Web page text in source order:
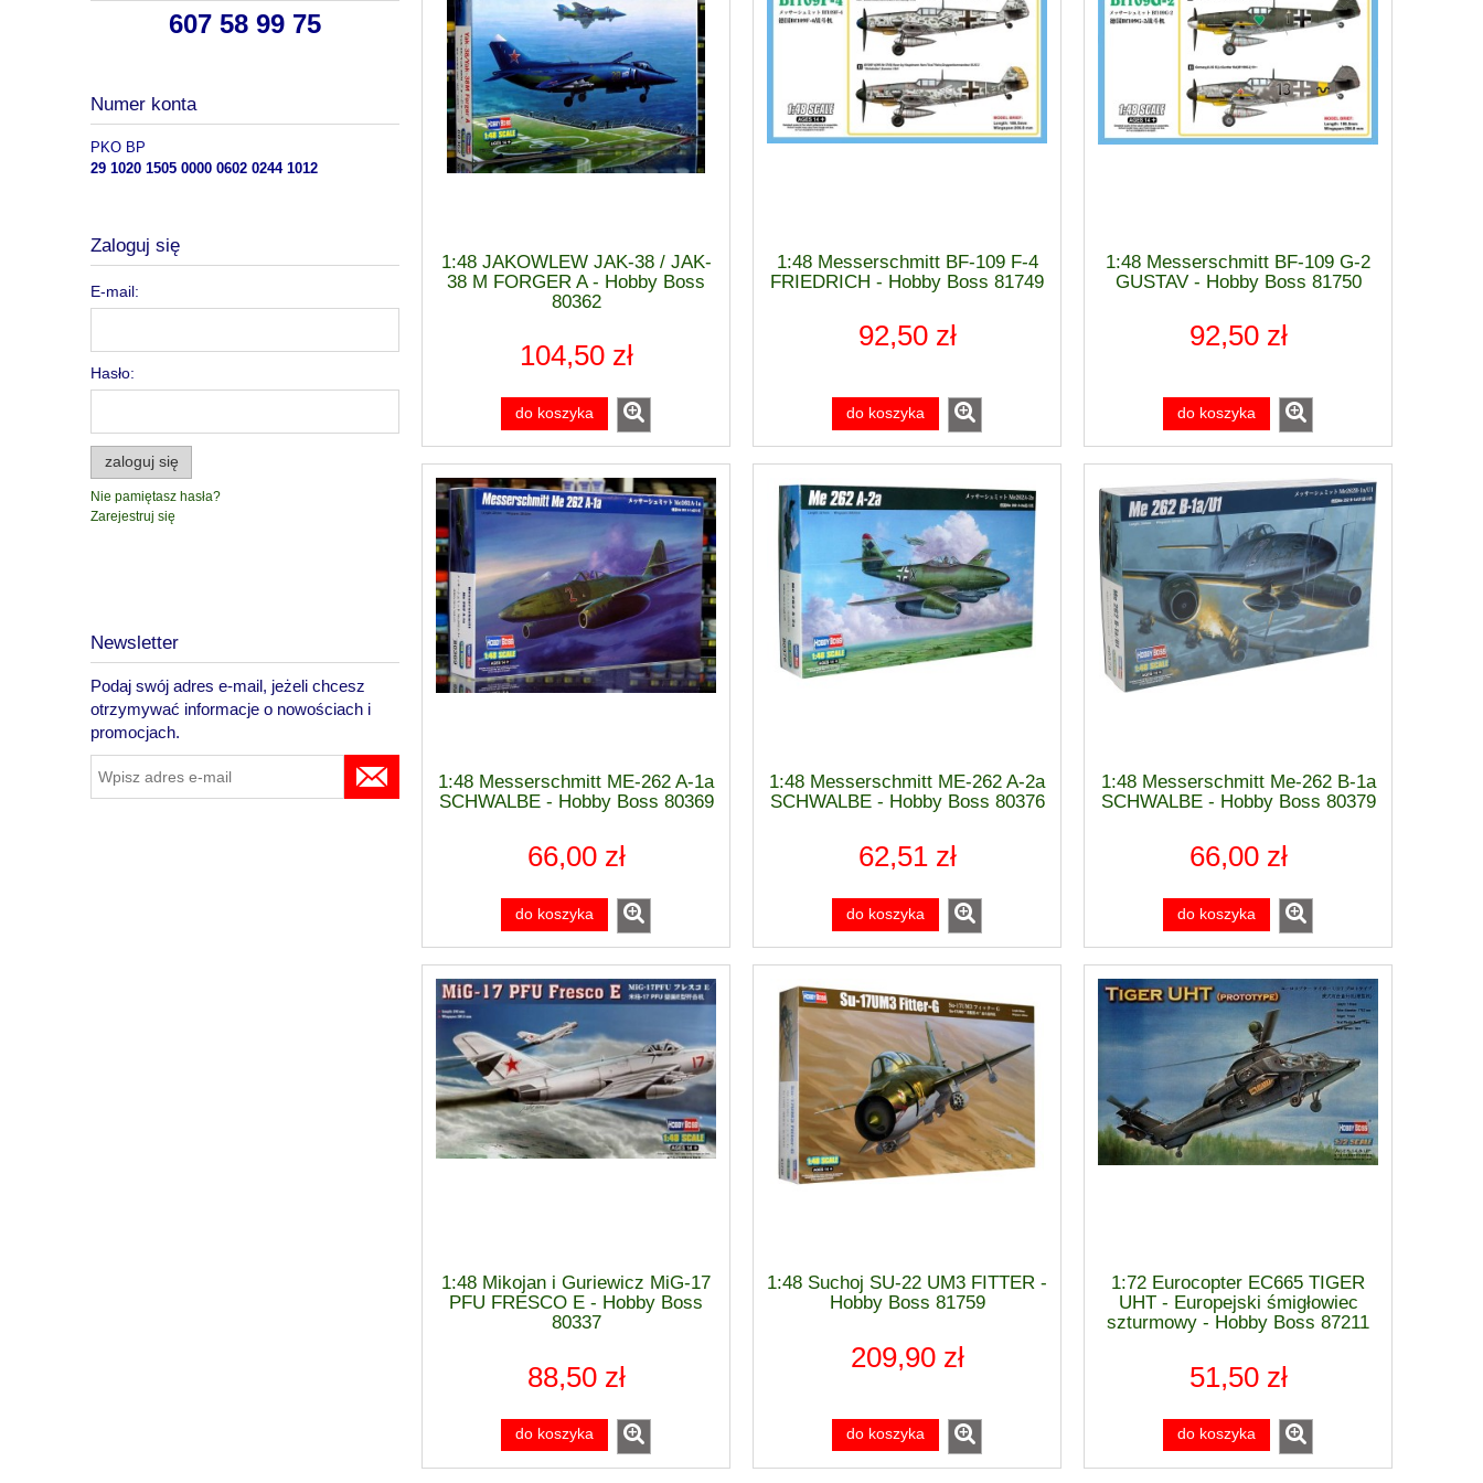
607 58 99 75
Numer konta
PKO BP
29 1020 1505 0000 0602 0244 1012
Zaloguj się
E-mail:
Hasło:
zaloguj się
Nie pamiętasz hasła?
Zarejestruj się
Newsletter
Podaj swój adres e-mail, jeżeli chcesz
otrzymywać informacje o nowościach i
promocjach.
1:48 JAKOWLEW JAK-38 / JAK-
38 M FORGER A - Hobby Boss
80362
104,50 zł
do koszyka
1:48 Messerschmitt BF-109 F-4
FRIEDRICH - Hobby Boss 81749
92,50 zł
do koszyka
1:48 Messerschmitt BF-109 G-2
GUSTAV - Hobby Boss 81750
92,50 zł
do koszyka
1:48 Messerschmitt ME-262 A-1a
SCHWALBE - Hobby Boss 80369
66,00 zł
do koszyka
1:48 Messerschmitt ME-262 A-2a
SCHWALBE - Hobby Boss 80376
62,51 zł
do koszyka
1:48 Messerschmitt Me-262 B-1a
SCHWALBE - Hobby Boss 80379
66,00 zł
do koszyka
1:48 Mikojan i Guriewicz MiG-17
PFU FRESCO E - Hobby Boss
80337
88,50 zł
do koszyka
1:48 Suchoj SU-22 UM3 FITTER -
Hobby Boss 81759
209,90 zł
do koszyka
1:72 Eurocopter EC665 TIGER
UHT - Europejski śmigłowiec
szturmowy - Hobby Boss 87211
51,50 zł
do koszyka